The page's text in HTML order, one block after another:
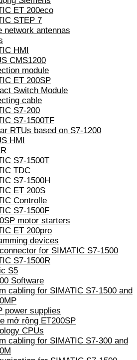
ET 200eco
STEP 7
network antennas
HMI
CMS1200
module
ET 200SP
Switch Module
cable
S7-200
S7-1500TF
RTUs based on S7-1200
HMI
S7-1500T
TDC
S7-1500H
ET 200S
Controlle
S7-1500F
motor starters
ET 200pro
devices
for SIMATIC S7-1500
S7-1500R
S5
Software
cabling for SIMATIC S7-1500 and
power supplies
mở rộng ET200SP
CPUs
cabling for SIMATIC S7-300 and